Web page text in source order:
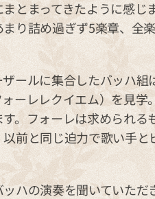
とまってきたように感
り詰め過ぎず5楽章、全
ールに集合したバッハ
ーレレクイエム）を見
。フォーレは求められる
前と同じ迫力で歌い手
ハの演奏を聞いていた